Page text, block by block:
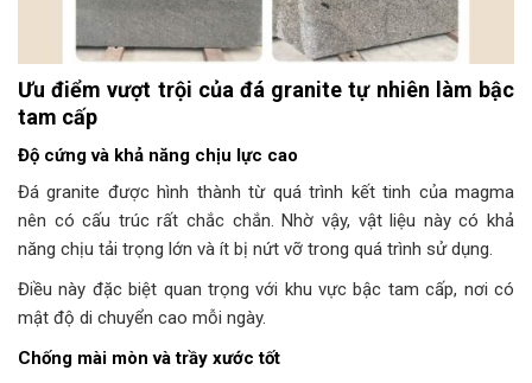
Ưu điểm vượt trội của đá granite tự nhiên làm bậc
tam cấp
Độ cứng và khả năng chịu lực cao
Đá granite được hình thành từ quá trình kết tinh của magma
nên có cấu trúc rất chắc chắn. Nhờ vậy, vật liệu này có khả
năng chịu tải trọng lớn và ít bị nứt vỡ trong quá trình sử dụng.
Điều này đặc biệt quan trọng với khu vực bậc tam cấp, nơi có
mật độ di chuyển cao mỗi ngày.
Chống mài mòn và trầy xước tốt